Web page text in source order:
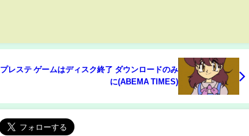
プレステ ゲームはディスク終了 ダウンロードのみ
に(ABEMA TIMES)